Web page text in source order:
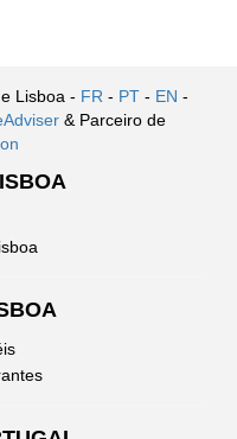
Lisboa - FR - PT - EN -
& Parceiro de